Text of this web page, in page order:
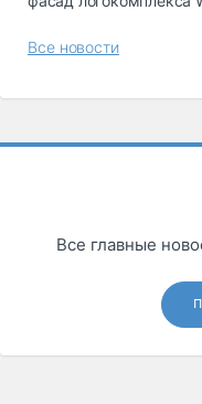
Все новости
Все главные